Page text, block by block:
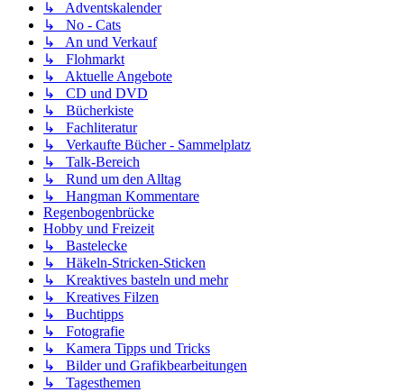
↳ Adventskalender
↳ No - Cats
↳ An und Verkauf
↳ Flohmarkt
↳ Aktuelle Angebote
↳ CD und DVD
↳ Bücherkiste
↳ Fachliteratur
↳ Verkaufte Bücher - Sammelplatz
↳ Talk-Bereich
↳ Rund um den Alltag
↳ Hangman Kommentare
Regenbogenbrücke
Hobby und Freizeit
↳ Bastelecke
↳ Häkeln-Stricken-Sticken
↳ Kreaktives basteln und mehr
↳ Kreatives Filzen
↳ Buchtipps
↳ Fotografie
↳ Kamera Tipps und Tricks
↳ Bilder und Grafikbearbeitungen
↳ Tagesthemen